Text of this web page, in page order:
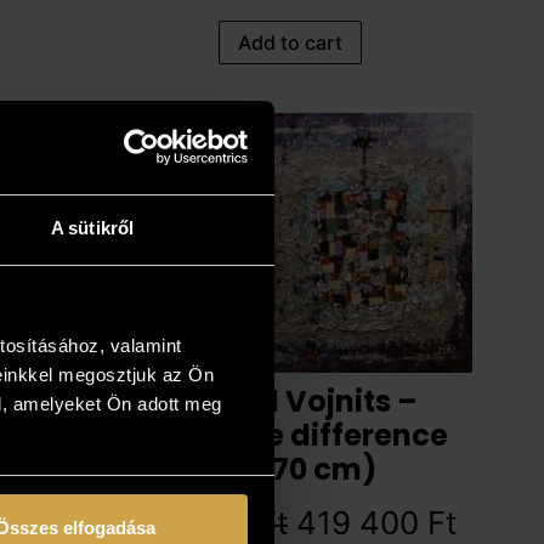
A sütikről
valamint
megosztjuk az Ön
amelyeket Ön adott meg
elfogadása
Add to cart
Richárd Vojnits –
Negligible difference
(50x70 cm)
466 000 Ft 419 400 Ft